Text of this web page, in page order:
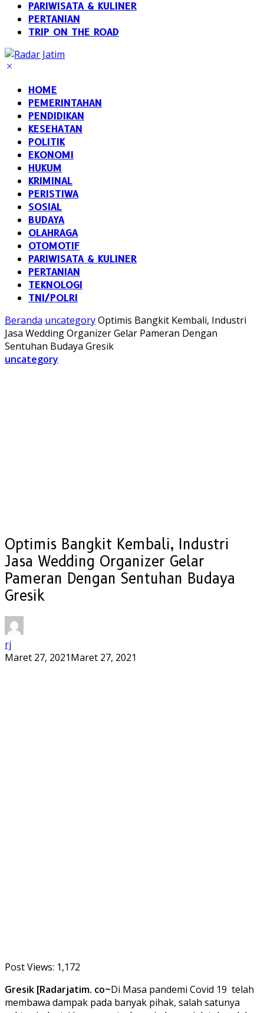
PARIWISATA & KULINER
PERTANIAN
TRIP ON THE ROAD
HOME
PEMERINTAHAN
PENDIDIKAN
KESEHATAN
POLITIK
EKONOMI
HUKUM
KRIMINAL
PERISTIWA
SOSIAL
BUDAYA
OLAHRAGA
OTOMOTIF
PARIWISATA & KULINER
PERTANIAN
TEKNOLOGI
TNI/POLRI
Beranda uncategoryOptimis Bangkit Kembali, Industri
Jasa Wedding Organizer Gelar Pameran Dengan
Sentuhan Budaya Gresik
uncategory
Optimis Bangkit Kembali, Industri
Jasa Wedding Organizer Gelar
Pameran Dengan Sentuhan Budaya
Gresik
rj
Maret 27, 2021Maret 27, 2021
Post Views: 1,172
Gresik [Radarjatim. co~Di Masa pandemi Covid 19 telah
membawa dampak pada banyak pihak, salah satunya